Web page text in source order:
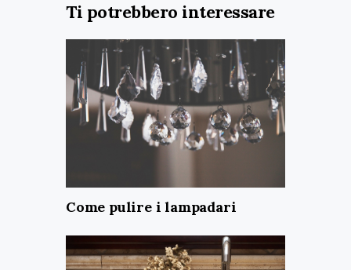
Ti potrebbero interessare
Come pulire i lampadari